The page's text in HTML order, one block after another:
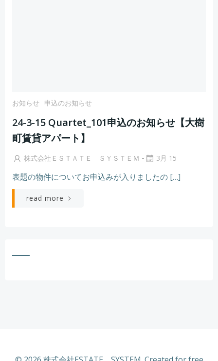
お知らせ 申込のお知らせ
24-3-15 Quartet_101申込のお知らせ【大樹
町賃貸アパート】
株式会社ＥＳＴＡＴＥ ＳＹＳＴＥＭ - 3月 15
表題の物件についてお申込みが入りましたの […]
read more